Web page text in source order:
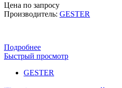
Цена по запросу
Производитель: GESTER
Подробнее
Быстрый просмотр
GESTER